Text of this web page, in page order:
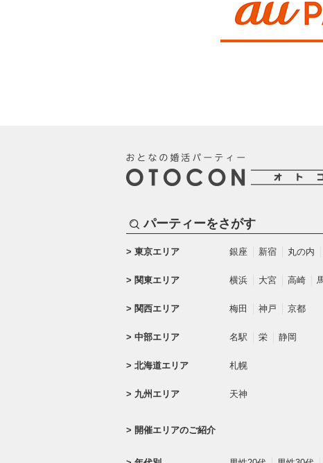
パーティーをさがす
東京エリア 銀座 新宿 丸の内
関東エリア 横浜 大宮 高崎
関西エリア 梅田 神戸 京都
中部エリア 名駅 栄 静岡
北海道エリア 札幌
九州エリア 天神
開催エリアのご紹介